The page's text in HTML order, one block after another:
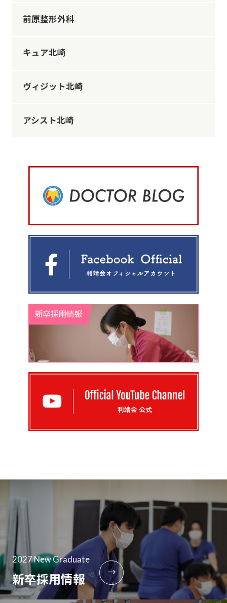
前原整形外科
キュア北崎
ヴィジット北崎
アシスト北崎
2027 New Graduate
新卒採用情報 →